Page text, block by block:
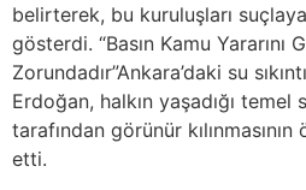
belirterek, bu kuruluşları
gösterdi. “Basın Kamu Yararını
Zorundadır”Ankara’daki su
Erdoğan, halkın yaşadığı temel
tarafından görünür
etti.